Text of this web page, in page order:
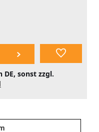
DE, sonst zzgl.